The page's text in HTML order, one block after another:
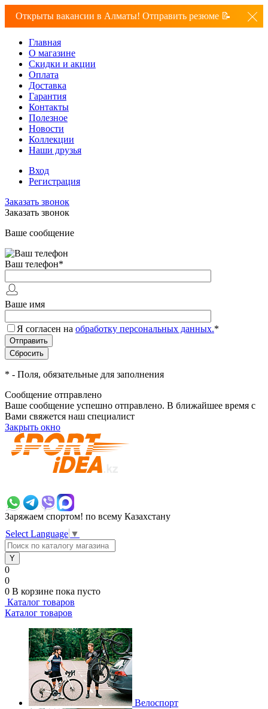
Открыты вакансии в Алматы! Отправить резюме 📝
Главная
О магазине
Скидки и акции
Оплата
Доставка
Гарантия
Контакты
Полезное
Новости
Коллекции
Наши друзья
Вход
Регистрация
Заказать звонок
Заказать звонок
Ваше сообщение
Ваш телефон*
Ваше имя
Я согласен на обработку персональных данных.*
* - Поля, обязательные для заполнения
Сообщение отправлено
Ваше сообщение успешно отправлено. В ближайшее время с
Вами свяжется наш специалист
Закрыть окно
Заряжаем спортом! по всему Казахстану
Select Language ▼
0
0
0 В корзине пока пусто
Каталог товаров
Каталог товаров
Велоспорт